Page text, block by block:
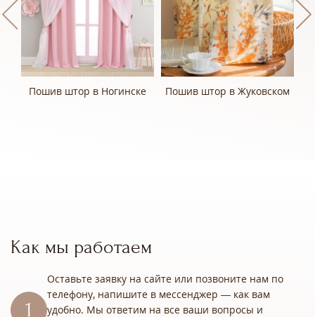
Пошив штор в Ногинске Пошив штор в Жуковском
Как мы работаем
Оставьте заявку на сайте или позвоните нам по
телефону, напишите в мессенджер — как вам
удобно. Мы ответим на все ваши вопросы и